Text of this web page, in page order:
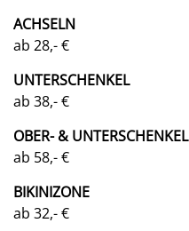
ACHSELN
ab 28,- €
UNTERSCHENKEL
ab 38,- €
OBER- & UNTERSCHENKEL
ab 58,- €
BIKINIZONE
ab 32,- €